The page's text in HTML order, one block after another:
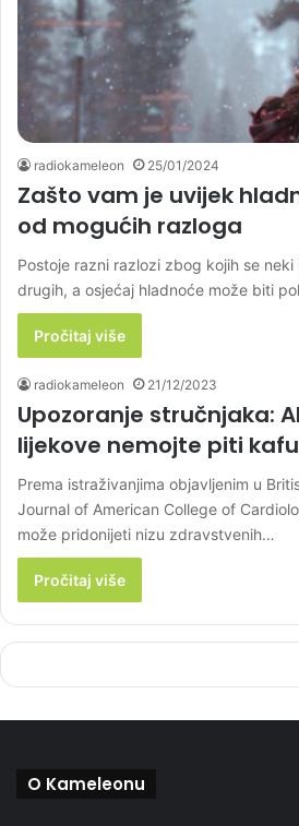
radiokameleon 25/01/2024
Zašto vam je uvijek
od mogućih razloga
Postoje razni razlozi zbog kojih se
drugih, a osjećaj hladnoće može biti
Pročitaj više
radiokameleon 21/12/2023
Upozoranje stručnjaka:
lijekove nemojte piti kafu
Prema istraživanjima objavljenim u
Journal of American College of
može pridonijeti nizu zdravstvenih…
Pročitaj više
O Kameleonu